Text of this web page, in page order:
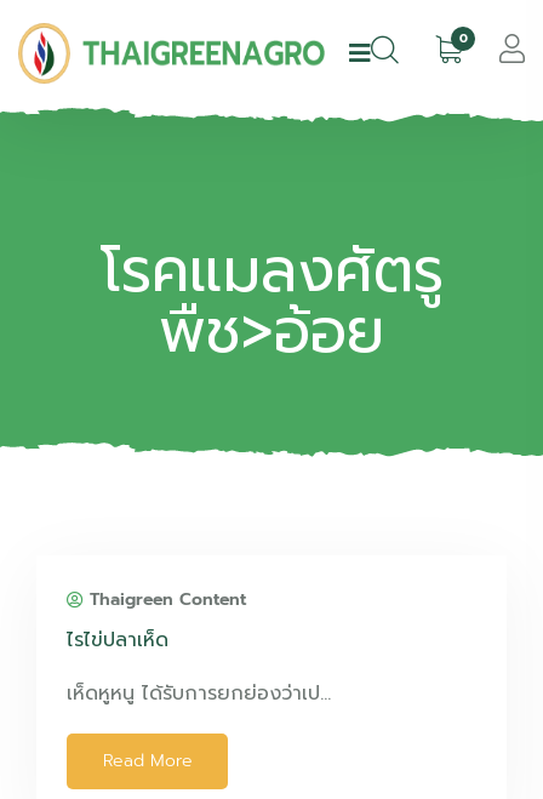
0
โรคแมลงศัตรู
พืช>อ้อย
Thaigreen Content
ไรไข่ปลาเห็ด
เห็ดหูหนู ได้รับการยกย่องว่าเป…
Read More